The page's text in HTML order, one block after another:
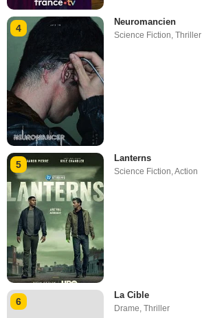
4
Neuromancien
Science Fiction,Thriller
5
Lanterns
Science Fiction,Action
6
La Cible
Drame ,Thriller